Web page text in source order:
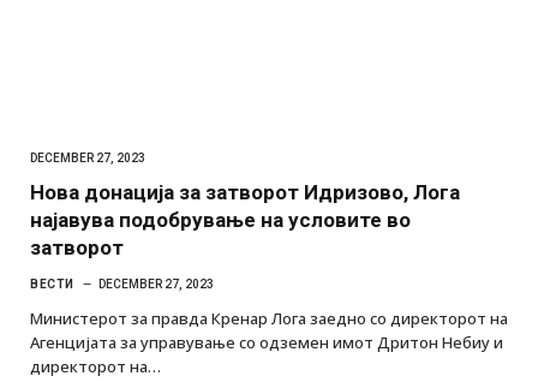
DECEMBER 27, 2023
Нова донација за затворот Идризово, Лога
најавува подобрување на условите во
затворот
ВЕСТИ DECEMBER 27, 2023
Министерот за правда Кренар Лога заедно со директорот на
Агенцијата за управување со одземен имот Дритон Небиу и
директорот на…